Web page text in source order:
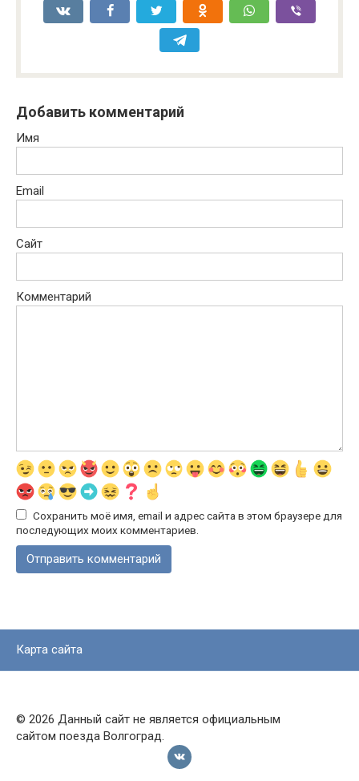
Добавить комментарий
Имя
Email
Сайт
Комментарий
Сохранить моё имя, email и адрес сайта в этом браузере для
последующих моих комментариев.
Карта сайта
© 2026 Данный сайт не является официальным
сайтом поезда Волгоград.